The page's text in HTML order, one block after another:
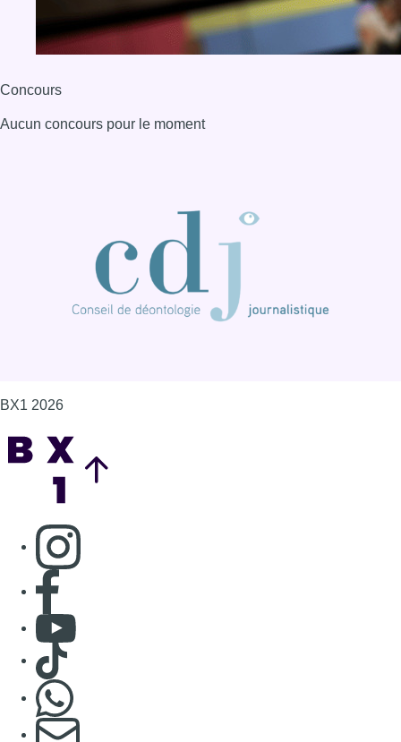
Consulter page Instagram
S'abonner à notre newsletter
Connaître BX1
Publicité
Offres d'emploi
Contact
Mentions légales
Politique de cookies (UE)
Gérer les cookies